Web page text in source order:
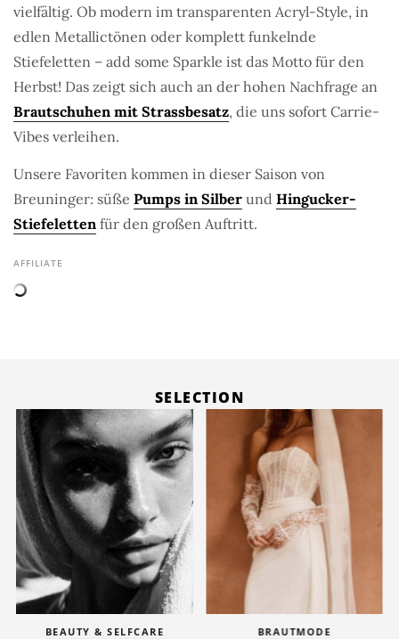
vielfältig. Ob modern im transparenten Acryl-Style, in
edlen Metallictönen oder komplett funkelnde
Stiefeletten – add some Sparkle ist das Motto für den
Herbst! Das zeigt sich auch an der hohen Nachfrage an
Brautschuhen mit Strassbesatz, die uns sofort Carrie-
Vibes verleihen.
Unsere Favoriten kommen in dieser Saison von
Breuninger: süße Pumps in Silber und Hingucker-
Stiefeletten für den großen Auftritt.
AFFILIATE
SELECTION
BEAUTY & SELFCARE BRAUTMODE